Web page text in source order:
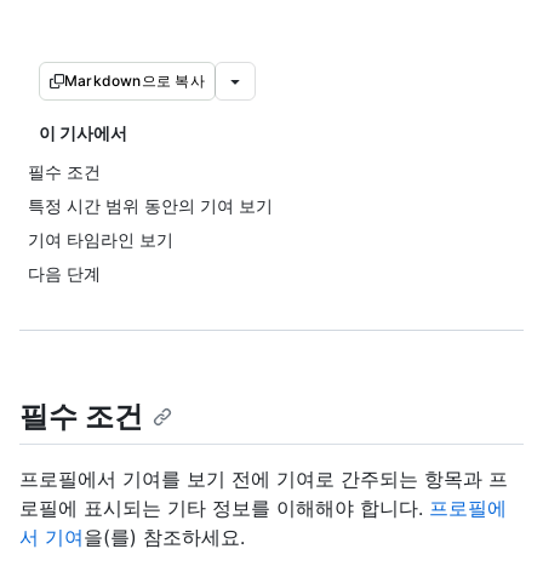
Markdown으로 복사
이 기사에서
필수 조건
특정 시간 범위 동안의 기여 보기
기여 타임라인 보기
다음 단계
필수 조건
프로필에서 기여를 보기 전에 기여로 간주되는 항목과 프
로필에 표시되는 기타 정보를 이해해야 합니다. 프로필에
서 기여을(를) 참조하세요.